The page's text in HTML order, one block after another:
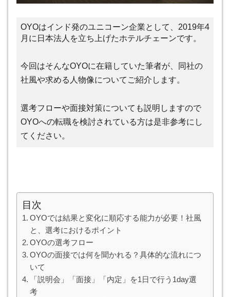
OYOはインド発のユニコーン企業として、2019年4
月に日本法人を立ち上げたホテルチェーンです。
今回はそんなOYOに在籍していた筆者が、同社の
社風や求める人物像についてご紹介します。
選考フローや面接対策についても説明しますので
OYOへの転職を検討されている方は是非参考にし
てください。
目次
OYOでは結果と変化に順応する能力が必要！社風
と、選考におけるポイント
OYOの選考フロー
OYOの面接では何を聞かれる？具体的な流れにつ
いて
「説明会」「面接」「内定」を1日で行う1day選
考